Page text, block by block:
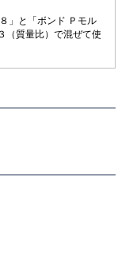
」と「ボンド Ｐモル
（質量比）で混ぜて使